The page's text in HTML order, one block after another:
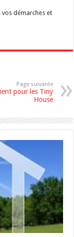
démarches et
Page suivante
pour les Tiny
House